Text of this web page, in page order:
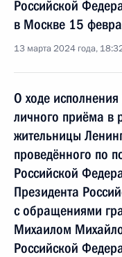
Российской
в Москве 15
13 марта 2024 года,
О ходе
личного приёма в
жительницы
проведённого по
Российской
Президента
с обращениями
Михаилом
Российской